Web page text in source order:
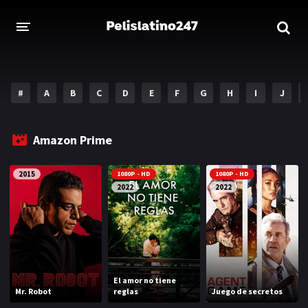
ESTRENOS 2023
Comedia Crimen
Drama Familia
DISNEY
HBO MAX
AMAZON PRIME
# A B C D E F G H I J
Amazon Prime
2015
Mr. Robot
1080P - HD
2022
El amor no tiene
reglas
1080P - HD
2022
Juego de secretos